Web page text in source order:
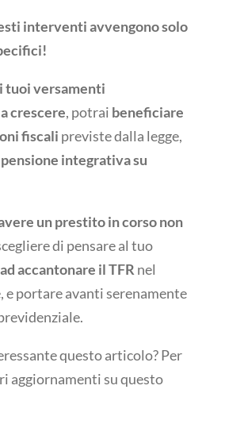
interventi avvengono solo
i tuoi versamenti
crescere, potrai beneficiare
fiscali previste dalla legge,
integrativa su
un prestito in corso non
di pensare al tuo
accantonare il TFRnel
e portare avanti serenamente
questo articolo? Per
aggiornamenti su questo